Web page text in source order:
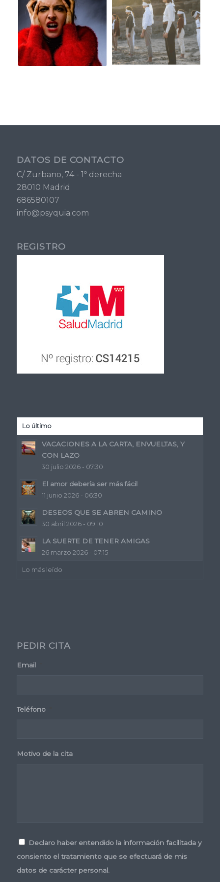
DATOS DE CONTACTO
C/ Zurbano, 74 - 1º derecha
28010 Madrid
686580107
info@psyquia.com
REGISTRO
Lo último
VACACIONES A LA CARTA, ENVUELTAS, Y
CON LAZO
30 julio 2026 - 07:30
El amor debería ser más fácil
11 junio 2026 - 06:30
DESEOS QUE SE ABREN CAMINO
30 abril 2026 - 09:10
LA SUERTE DE TENER AMIGAS
26 marzo 2026 - 07:15
Lo más leído
PEDIR CITA
Email
Teléfono
Motivo de la cita
Declaro haber entendido la información facilitada y
consiento el tratamiento que se efectuará de mis
datos de carácter personal.